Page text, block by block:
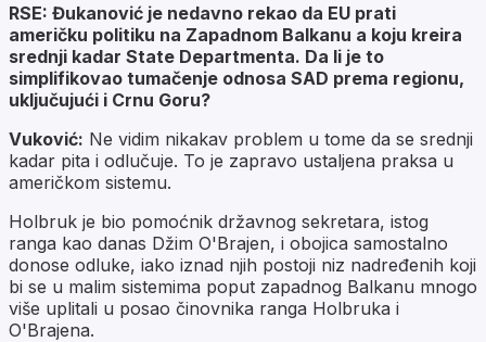
RSE: Đukanović je nedavno rekao da EU prati
američku politiku na Zapadnom Balkanu a koju kreira
srednji kadar State Departmenta. Da li je to
simplifikovao tumačenje odnosa SAD prema regionu,
uključujući i Crnu Goru?
Vuković: Ne vidim nikakav problem u tome da se srednji
kadar pita i odlučuje. To je zapravo ustaljena praksa u
američkom sistemu.
Holbruk je bio pomoćnik državnog sekretara, istog
ranga kao danas Džim O'Brajen, i obojica samostalno
donose odluke, iako iznad njih postoji niz nadređenih koji
bi se u malim sistemima poput zapadnog Balkanu mnogo
više uplitali u posao činovnika ranga Holbruka i
O'Brajena.